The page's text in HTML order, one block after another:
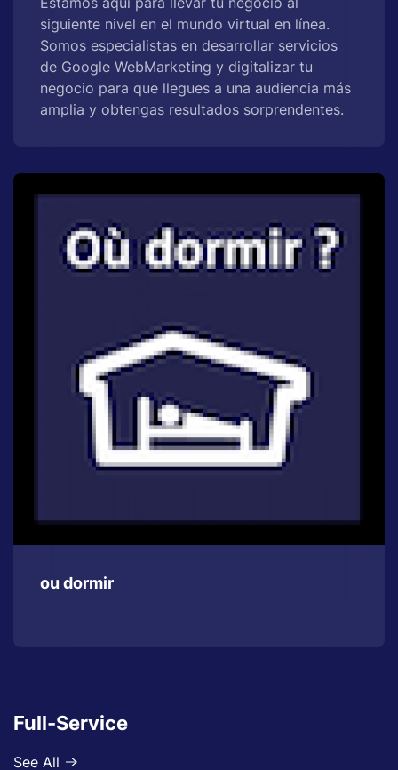
siguiente nivel en el mundo virtual en línea.
Somos especialistas en desarrollar servicios
de Google WebMarketing y digitalizar tu
negocio para que llegues a una audiencia más
amplia y obtengas resultados sorprendentes.
ou dormir
Full-Service
See All